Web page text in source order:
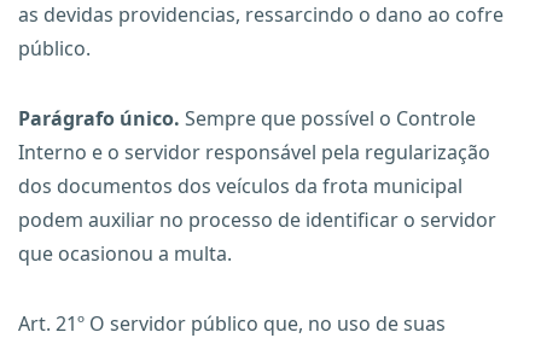
as devidas providencias, ressarcindo o dano ao cofre
público.
Parágrafo único. Sempre que possível o Controle
Interno e o servidor responsável pela regularização
dos documentos dos veículos da frota municipal
podem auxiliar no processo de identificar o servidor
que ocasionou a multa.
Art. 21º O servidor público que, no uso de suas